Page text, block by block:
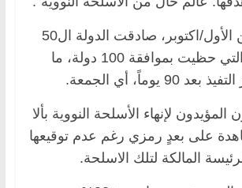
وفي 24 تشرين الأول/اكتوبر، صادقت الدولة ال50
على المعاهدة التي حظيت بموافقة 100 دولة، ما
يوماً، أي الجمعة.
لإنهاء الأسلحة النووية بألا
على بعدٍ رمزي رغم عدم توقيعها
المالكة لتلك الاسلحة.